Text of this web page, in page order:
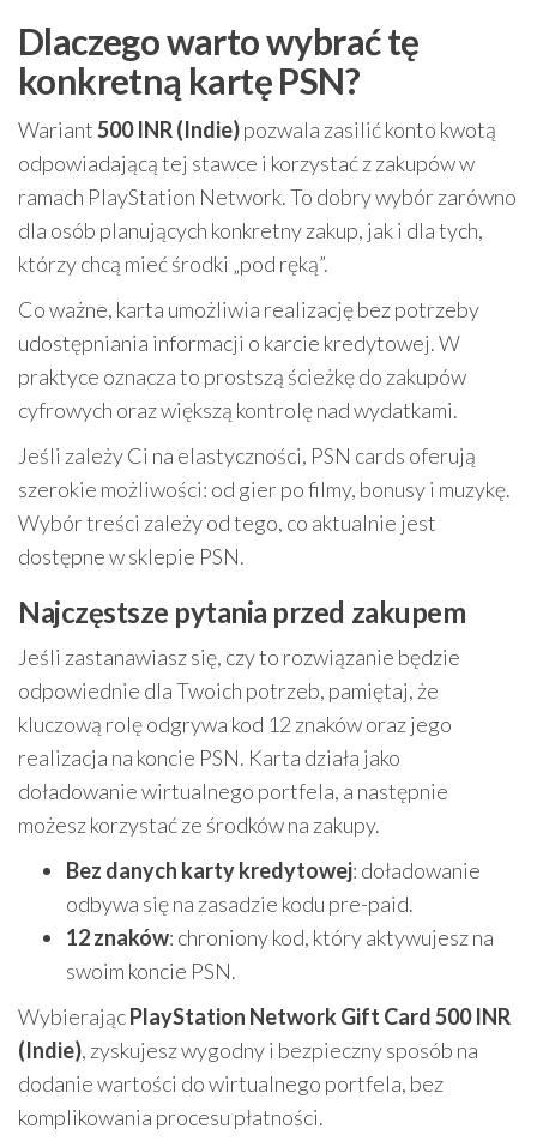
Dlaczego warto wybrać tę
konkretną kartę PSN?
Wariant500 INR (Indie)pozwala zasilić konto kwotą
odpowiadającą tej stawce i korzystać z zakupów w
ramach PlayStation Network. To dobry wybór zarówno
dla osób planujących konkretny zakup, jak i dla tych,
którzy chcą mieć środki „pod ręką”.
Co ważne, karta umożliwia realizację bez potrzeby
udostępniania informacji o karcie kredytowej. W
praktyce oznacza to prostszą ścieżkę do zakupów
cyfrowych oraz większą kontrolę nad wydatkami.
Jeśli zależy Ci na elastyczności, PSN cards oferują
szerokie możliwości: od gier po filmy, bonusy i muzykę.
Wybór treści zależy od tego, co aktualnie jest
dostępne w sklepie PSN.
Najczęstsze pytania przed zakupem
Jeśli zastanawiasz się, czy to rozwiązanie będzie
odpowiednie dla Twoich potrzeb, pamiętaj, że
kluczową rolę odgrywa kod 12 znaków oraz jego
realizacja na koncie PSN. Karta działa jako
doładowanie wirtualnego portfela, a następnie
możesz korzystać ze środków na zakupy.
Bez danych karty kredytowej: doładowanie
odbywa się na zasadzie kodu pre-paid.
12 znaków: chroniony kod, który aktywujesz na
swoim koncie PSN.
WybierającPlayStation Network Gift Card 500 INR
(Indie), zyskujesz wygodny i bezpieczny sposób na
dodanie wartości do wirtualnego portfela, bez
komplikowania procesu płatności.